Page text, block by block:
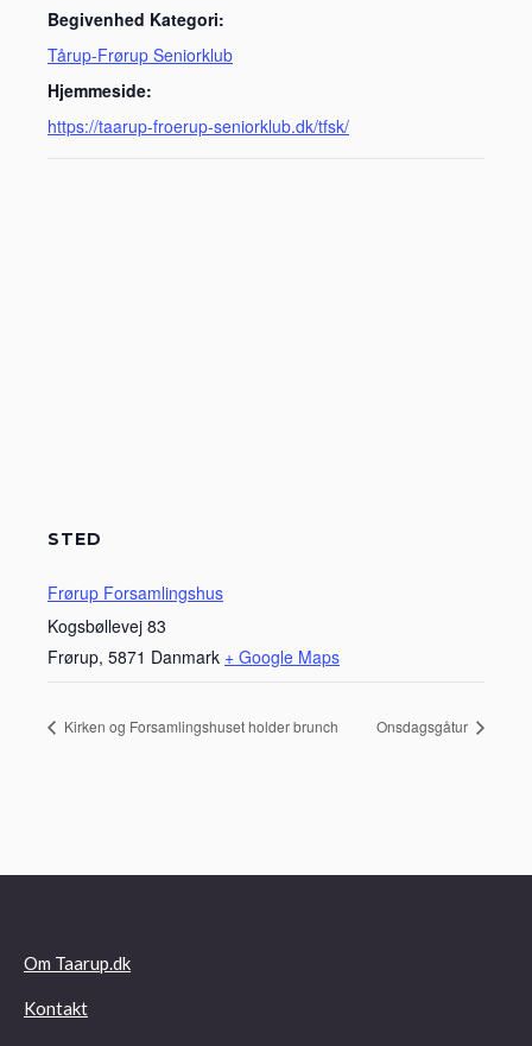
Begivenhed Kategori:
Tårup-Frørup Seniorklub
Hjemmeside:
https://taarup-froerup-seniorklub.dk/tfsk/
STED
Frørup Forsamlingshus
Kogsbøllevej 83
Frørup, 5871 Danmark + Google Maps
Kirken og Forsamlingshuset holder brunch Onsdagsgåtur
Om Taarup.dk
Kontakt